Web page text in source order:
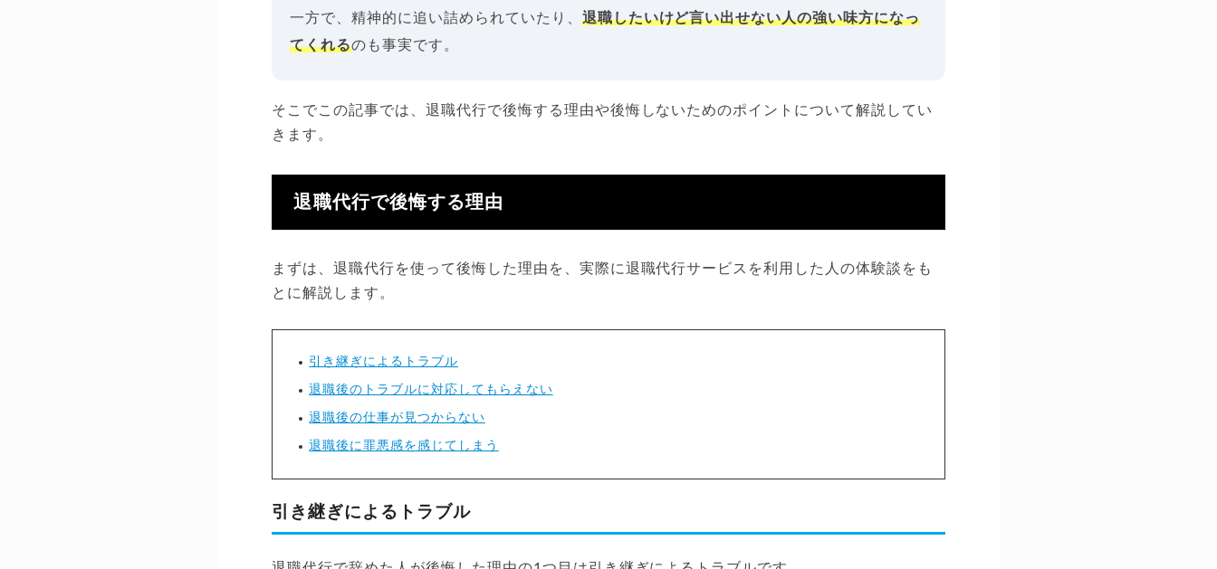
一方で、精神的に追い詰められていたり、 退職したいけど言い出せない人の強い味方になっ
てくれるのも事実です。
そこでこの記事では、退職代行で後悔する理由や後悔しないためのポイントについて解説してい
きます。
退職代行で後悔する理由
まずは、退職代行を使って後悔した理由を、実際に退職代行サービスを利用した人の体験談をも
とに解説します。
引き継ぎによるトラブル
退職後のトラブルに対応してもらえない
退職後の仕事が見つからない
退職後に罪悪感を感じてしまう
引き継ぎによるトラブル